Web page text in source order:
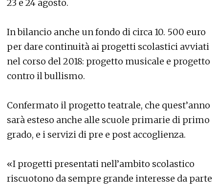
23 e 24 agosto.
In bilancio anche un fondo di circa 10. 500 euro
per dare continuità ai progetti scolastici avviati
nel corso del 2018: progetto musicale e progetto
contro il bullismo.
Confermato il progetto teatrale, che quest’anno
sarà esteso anche alle scuole primarie di primo
grado, e i servizi di pre e post accoglienza.
«I progetti presentati nell’ambito scolastico
riscuotono da sempre grande interesse da parte